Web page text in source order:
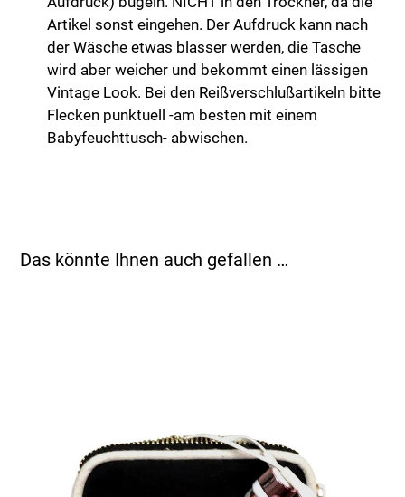
Artikel sonst eingehen. Der Aufdruck kann nach
der Wäsche etwas blasser werden, die Tasche
wird aber weicher und bekommt einen lässigen
Vintage Look. Bei den Reißverschlußartikeln bitte
Flecken punktuell -am besten mit einem
Babyfeuchttusch- abwischen.
Das könnte Ihnen auch gefallen …